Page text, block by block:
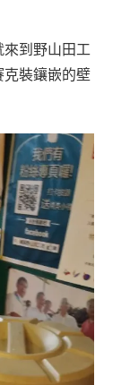
到野山田工
裝鑲嵌的壁